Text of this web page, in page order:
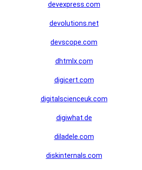
devexpress.com
devolutions.net
devscope.com
dhtmlx.com
digicert.com
digitalscienceuk.com
digiwhat.de
diladele.com
diskinternals.com